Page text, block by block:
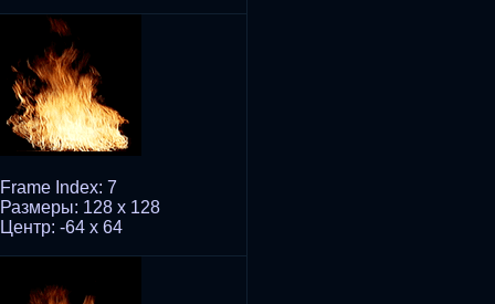
Frame Index: 7
Размеры: 128 x 128
Центр: -64 x 64